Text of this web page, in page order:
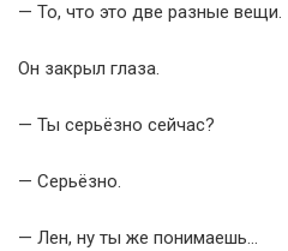
— То, что это две разные вещи.
Он закрыл глаза.
— Ты серьёзно сейчас?
— Серьёзно.
— Лен, ну ты же понимаешь…